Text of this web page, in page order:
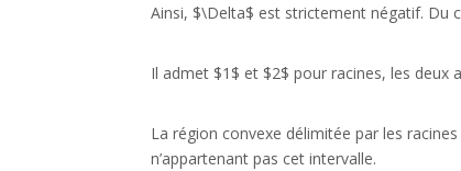
Ainsi, $\Delta$ est strictement négatif. Du
Il admet $1$ et $2$ pour racines, les deux
La région convexe délimitée par les
n’appartenant pas cet intervalle.